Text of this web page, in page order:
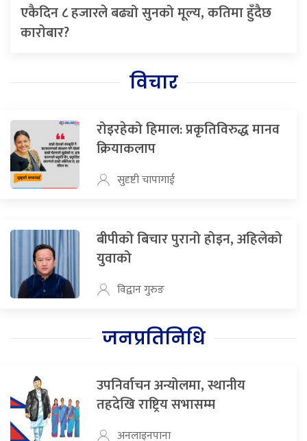
एकैदिन ८ हजारले बढ्यो सुनको मूल्य, कतिमा हुँदैछ
काराेबार?
विचार
रोइरहेको हिमाल: प्रकृतिविरुद्ध मानव
क्रियाकलाप
सुदृष्टी चापागाई
बीपीको बिचार पुरानो होइन, अहिलेको
युवाको
विद्वान गुरुङ
जनप्रतिनिधि
उपनिर्वाचन अन्योलमा, स्थानीय
तहदेखि राष्ट्रिय सभासम्म
अनलाइनपाना